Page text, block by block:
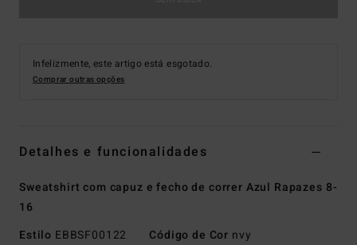
Infelizmente, este artigo está esgotado.
Comprar outras opções
Detalhes e funcionalidades
Sweatshirt com capuz e fecho de correr Azul Rapazes 8-
16
Estilo EBBSF00122 Código de Cor nvy